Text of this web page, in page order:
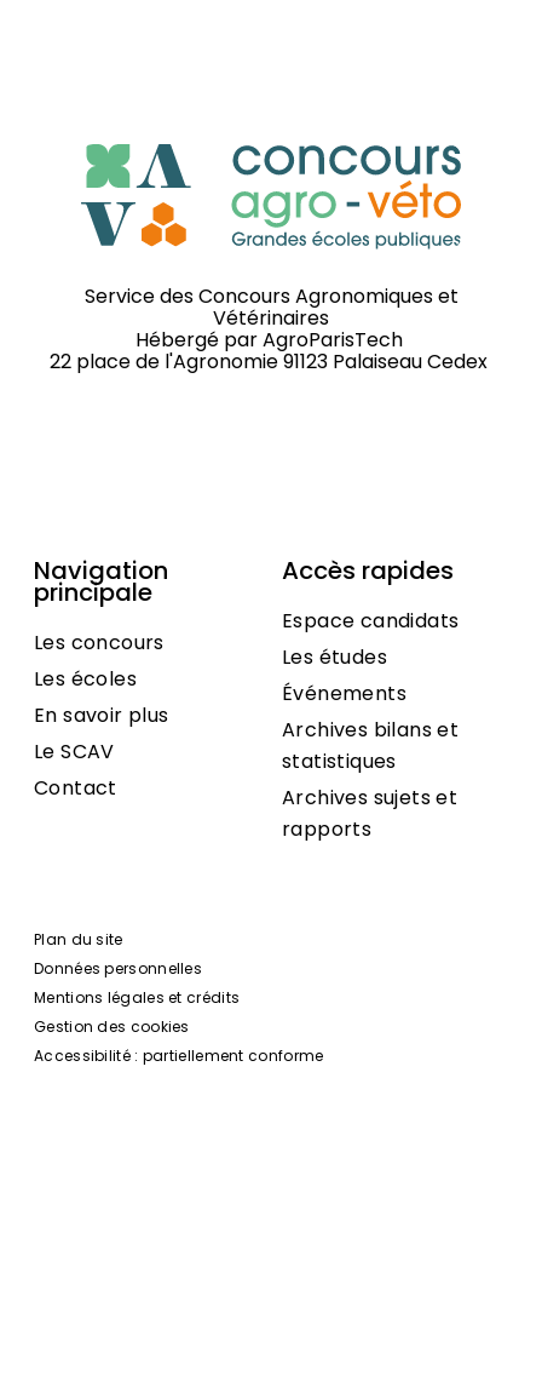
Service des Concours Agronomiques et
Vétérinaires
Hébergé parAgroParisTech
22 place de l'Agronomie 91123 Palaiseau Cedex
Navigation
principale
Les concours
Les écoles
En savoir plus
Le SCAV
Contact
Accès rapides
Espace candidats
Les études
Événements
Archives bilans et
statistiques
Archives sujets et
rapports
Plan du site
Données personnelles
Mentions légales et crédits
Gestion des cookies
Accessibilité : partiellement conforme